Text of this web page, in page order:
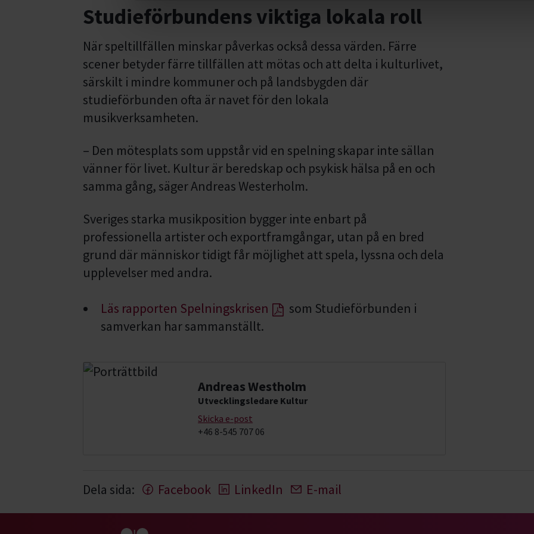
Studieförbundens viktiga lokala roll
När speltillfällen minskar påverkas också dessa värden. Färre
scener betyder färre tillfällen att mötas och att delta i kulturlivet,
särskilt i mindre kommuner och på landsbygden där
studieförbunden ofta är navet för den lokala
musikverksamheten.
– Den mötesplats som uppstår vid en spelning skapar inte sällan
vänner för livet. Kultur är beredskap och psykisk hälsa på en och
samma gång, säger Andreas Westerholm.
Sveriges starka musikposition bygger inte enbart på
professionella artister och exportframgångar, utan på en bred
grund där människor tidigt får möjlighet att spela, lyssna och dela
upplevelser med andra.
Läs rapporten Spelningskrisen
som Studieförbunden i
samverkan har sammanställt.
Andreas Westholm
Utvecklingsledare Kultur
Skicka e-post
+46 8-545 707 06
Dela sida: Facebook LinkedIn E-mail